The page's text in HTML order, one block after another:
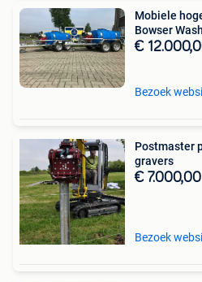
Mobiele
Bowser
€
Bezoek
Postmaster
gravers
€ 7.000,00
Bezoek